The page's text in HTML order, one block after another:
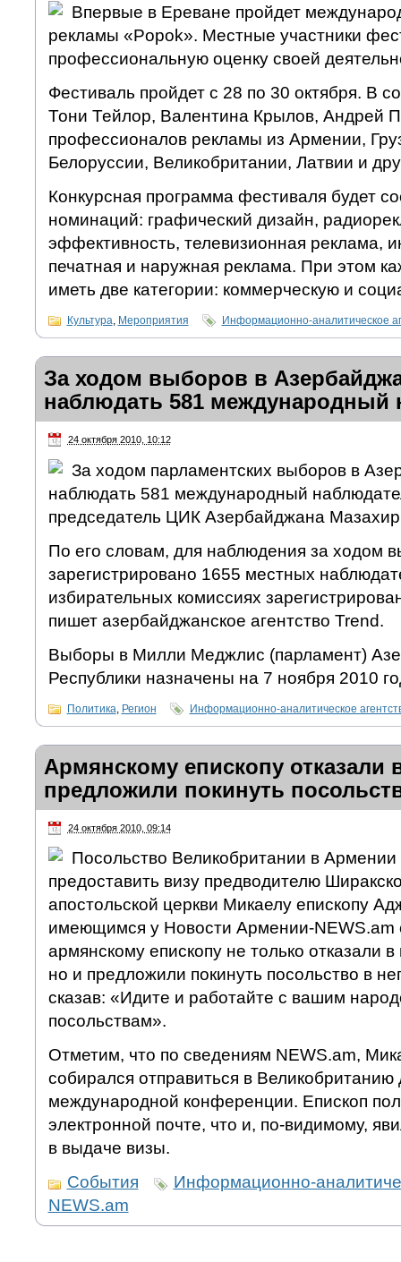
Впервые в Ереване пройдет
рекламы «Popok». Местные участники
профессиональную оценку своей
Фестиваль пройдет с 28 по 30 октября. В
Тони Тейлор, Валентина Крылов, Андрей
профессионалов рекламы из Армении,
Белоруссии, Великобритании, Латвии и
Конкурсная программа фестиваля будет
номинаций: графический дизайн,
эффективность, телевизионная реклама,
печатная и наружная реклама. При этом
иметь две категории: коммерческую и
Культура, Мероприятия Информационно-аналитическое
За ходом выборов в
наблюдать 581 международный
24 октября 2010, 10:12
За ходом парламентских выборов в
наблюдать 581 международный
председатель ЦИК Азербайджана
По его словам, для наблюдения за ходом
зарегистрировано 1655 местных
избирательных комиссиях
пишет азербайджанское агентство Trend.
Выборы в Милли Меджлис (парламент)
Республики назначены на 7 ноября 2010
Политика Регион Информационно-аналитическое
Армянскому епископу отказали
предложили покинуть
24 октября 2010, 09:14
Посольство Великобритании в Армении
предоставить визу предводителю
апостольской церкви Микаелу епископу
имеющимся у Новости Армении-NEWS.am
армянскому епископу не только отказали
но и предложили покинуть посольство в
сказав: «Идите и работайте с вашим
посольствам».
Отметим, что по сведениям NEWS.am,
собирался отправиться в Великобританию
международной конференции. Епископ
электронной почте, что и, по-видимому,
в выдаче визы.
События
Информационно-
NEWS.am